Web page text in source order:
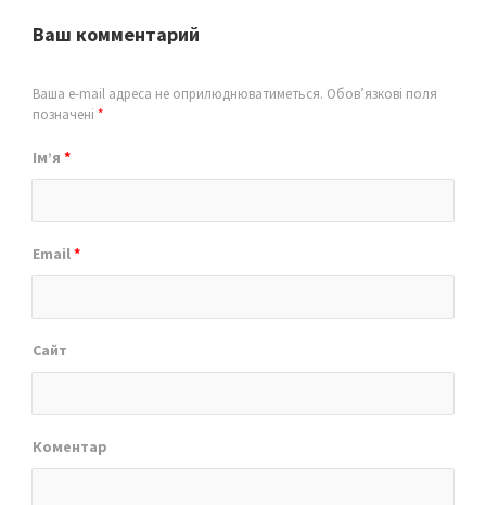
Ваш комментарий
Ваша e-mail адреса не оприлюднюватиметься. Обов’язкові поля
позначені *
Ім’я *
Email*
Сайт
Коментар